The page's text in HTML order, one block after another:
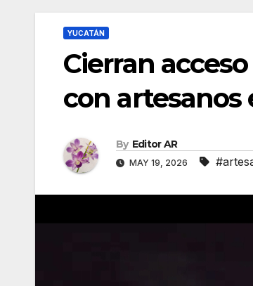
YUCATÁN
Cierran
con artesanos
By Editor AR
MAY 19, 2026